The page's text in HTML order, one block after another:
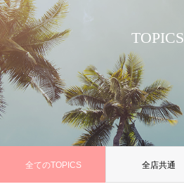
TOPICS
全てのTOPICS 全店共通